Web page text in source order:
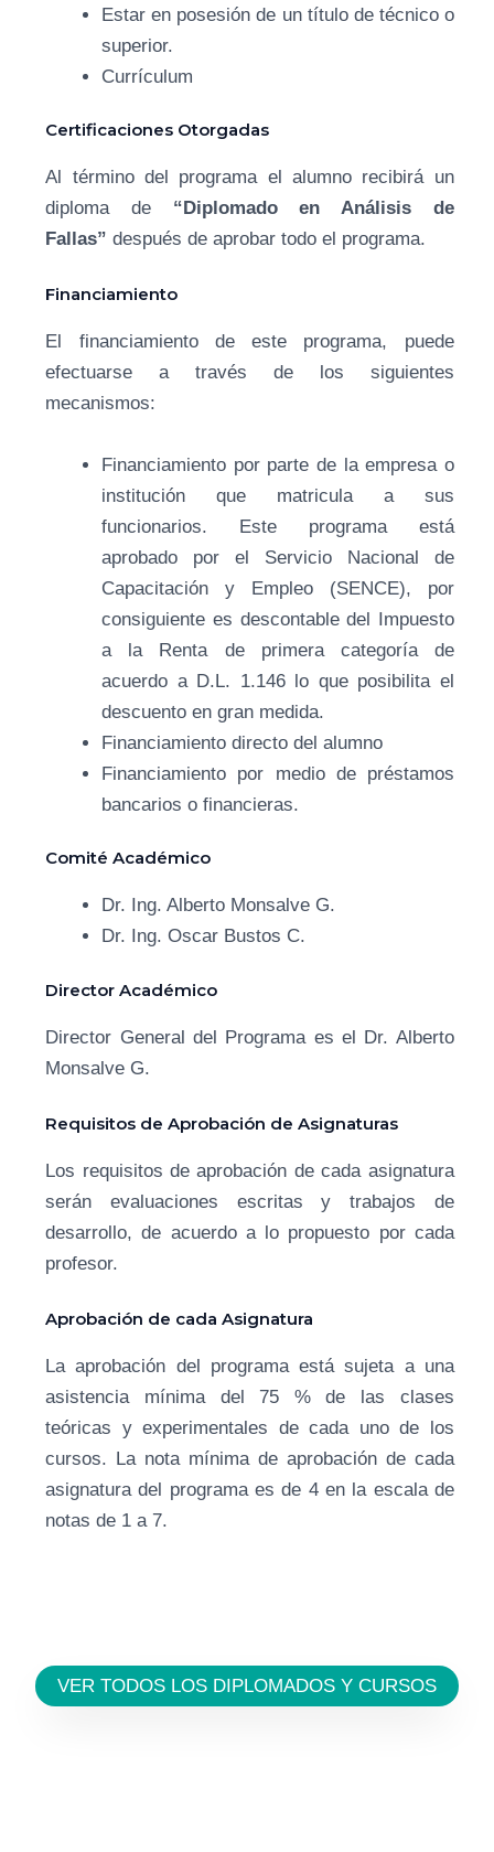
Estar en posesión de un título de técnico o
superior.
Currículum
Certificaciones Otorgadas
Al término del programa el alumno recibirá un
diploma de “Diplomado en Análisis de
Fallas” después de aprobar todo el programa.
Financiamiento
El financiamiento de este programa, puede
efectuarse a través de los siguientes
mecanismos:
Financiamiento por parte de la empresa o
institución que matricula a sus
funcionarios. Este programa está
aprobado por el Servicio Nacional de
Capacitación y Empleo (SENCE), por
consiguiente es descontable del Impuesto
a la Renta de primera categoría de
acuerdo a D.L. 1.146 lo que posibilita el
descuento en gran medida.
Financiamiento directo del alumno
Financiamiento por medio de préstamos
bancarios o financieras.
Comité Académico
Dr. Ing. Alberto Monsalve G.
Dr. Ing. Oscar Bustos C.
Director Académico
Director General del Programa es el Dr. Alberto
Monsalve G.
Requisitos de Aprobación de Asignaturas
Los requisitos de aprobación de cada asignatura
serán evaluaciones escritas y trabajos de
desarrollo, de acuerdo a lo propuesto por cada
profesor.
Aprobación de cada Asignatura
La aprobación del programa está sujeta a una
asistencia mínima del 75 % de las clases
teóricas y experimentales de cada uno de los
cursos. La nota mínima de aprobación de cada
asignatura del programa es de 4 en la escala de
notas de 1 a 7.
VER TODOS LOS DIPLOMADOS Y CURSOS